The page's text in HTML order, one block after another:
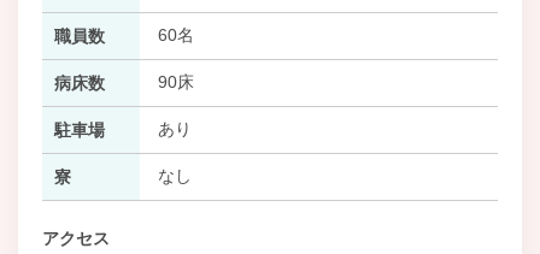
職員数 60名
病床数 90床
駐車場 あり
寮 なし
アクセス